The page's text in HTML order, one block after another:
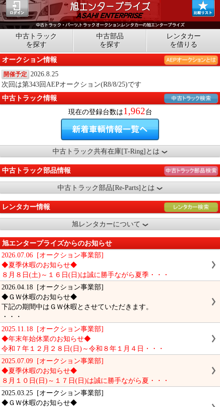
中古トラック
を探す
中古部品
を探す
レンタカー
を借りる
オークション情報
開催予定
2026.8.25
次回は第343回AEPオークション(R8/8/25)です
中古トラック情報
現在の登録台数は1,962台
中古トラック共有在庫[T-Ring]とは
中古トラック部品情報
中古トラック部品[Re-Parts]とは
レンタカー情報
旭レンタカーについて
旭エンタープライズからのお知らせ
2026.07.06 [オークション事業部]
◆夏季休暇のお知らせ◆
８月８日(土)～１６日(日)は誠に勝手ながら夏季・・・
2026.04.18 [オークション事業部]
◆ＧＷ休暇のお知らせ◆
下記の期間中はＧＷ休暇とさせていただきます。
・・・
2025.11.18 [オークション事業部]
◆年末年始休業のお知らせ◆
令和７年１２月２８日(日)～令和８年１月４日・・・
2025.07.09 [オークション事業部]
◆夏季休暇のお知らせ◆
８月１０日(日)～１７日(日)は誠に勝手ながら夏・・・
2025.03.25 [オークション事業部]
◆ＧＷ休暇のお知らせ◆